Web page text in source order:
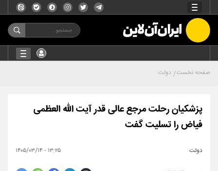
صفحه نخست دولت
پزشکیان رحلت مرجع عالی قدر آیت الله العظمی
فیاض را تسلیت گفت
دولت ۱۳:۲۵ - ۱۴۰۵/۰۳/۱۴